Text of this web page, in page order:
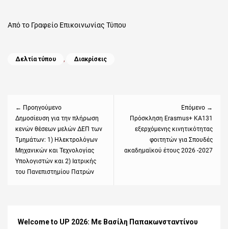
Από το Γραφείο Επικοινωνίας Τύπου
Categories
Δελτία τύπου , Διακρίσεις
← Προηγούμενο
Previous
post:
Δημοσίευση για την πλήρωση
κενών θέσεων μελών ΔΕΠ των
Τμημάτων: 1) Ηλεκτρολόγων
Μηχανικών και Τεχνολογίας
Υπολογιστών και 2) Ιατρικής
του Πανεπιστημίου Πατρών
Επόμενο →
Next
post:
Πρόσκληση Erasmus+ ΚΑ131
εξερχόμενης κινητικότητας
φοιτητών για Σπουδές
ακαδημαϊκού έτους 2026 -2027
Welcome to UP 2026: Με Βασίλη Παπακωνσταντίνου